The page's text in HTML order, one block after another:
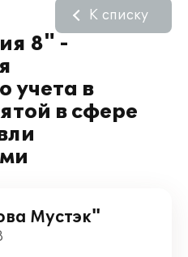
8" -
учета в
в сфере
К списку
Мустэк"